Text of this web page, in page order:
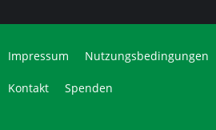
Impressum Nutzungsbedingungen
Kontakt Spenden